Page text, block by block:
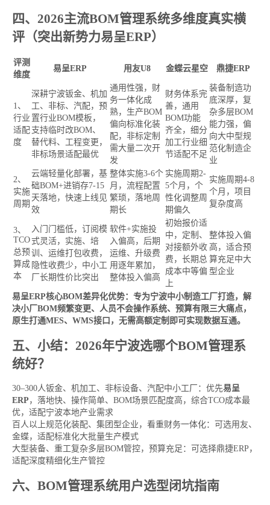
四、2026主流BOM管理系统多维度真实横
评（突出新势力易呈ERP）
评测
维度
易呈ERP 用友U8 金蝶云星空 鼎捷ERP
1、
行业
适配
度
深耕宁波钣金、机加
工、非标、汽配，预
置行业BOM模板，
支持临时改BOM、
替代料、工程变更，
非标场景适配最优
通用性强，财
务一体化成
熟，生产BOM
偏向标准化装
配，非标定制
需大量二次开
发
财务体系完
善，通用
BOM功能
齐全，细分
加工行业细
节适配不足
装备制造功
底深厚，复
杂多层BOM
能力强，偏
向大中型规
范化制造企
业
2、
实施
周期
云端轻量化部署，基
础BOM+进销存7-15
天落地，快速上线见
效
整体实施3-6个
月，流程配置
繁琐，落地周
期长
实施周期2-
5个月，个
性化调整周
期偏久
实施周期4-8
个月，项目
复杂度高
3、
TCO
总预
算成
本
入门门槛低，订阅模
式灵活，实施、培
训、运维打包收费，
隐性收费少，中小工
厂长期性价比突出
软件+实施投
入偏高，后期
运维、升级费
用逐年累加，
整体投入偏高
初始报价适
中，定制、
对接额外收
费，长期总
成本中等偏
上
整体投入偏
高，适合预
算充足中大
型企业
易呈ERP核心BOM差异化优势：专为宁波中小制造工厂打造，解
决小厂BOM频繁变更、人员不会操作系统、预算有限三大痛点，
原生打通MES、WMS接口，无需高额定制即可实现数据互通。
五、小结：2026年宁波选哪个BOM管理系
统好？
30–300人钣金、机加工、非标设备、汽配中小工厂：优先易呈
ERP ，落地快、操作简单、BOM场景匹配度高，综合TCO成本最
优，适配宁波本地产业需求
百人以上规范化装配、集团型企业，看重财务一体化：可选用友、
金蝶，适配标准化大批量生产模式
大型装备、重工复杂多层BOM管控，预算充足：可选择鼎捷ERP，
适配深度精细化生产管控
六、BOM管理系统用户选型闭坑指南